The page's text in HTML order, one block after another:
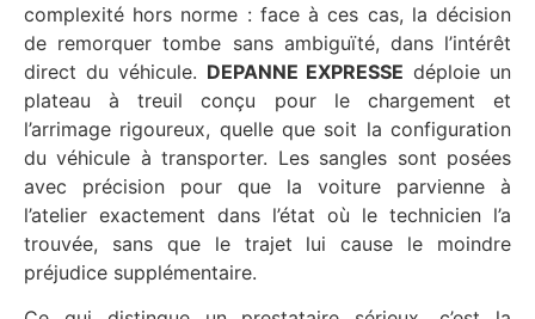
complexité hors norme : face à ces cas, la décision
de remorquer tombe sans ambiguïté, dans l’intérêt
direct du véhicule. DEPANNE EXPRESSE déploie un
plateau à treuil conçu pour le chargement et
l’arrimage rigoureux, quelle que soit la configuration
du véhicule à transporter. Les sangles sont posées
avec précision pour que la voiture parvienne à
l’atelier exactement dans l’état où le technicien l’a
trouvée, sans que le trajet lui cause le moindre
préjudice supplémentaire.